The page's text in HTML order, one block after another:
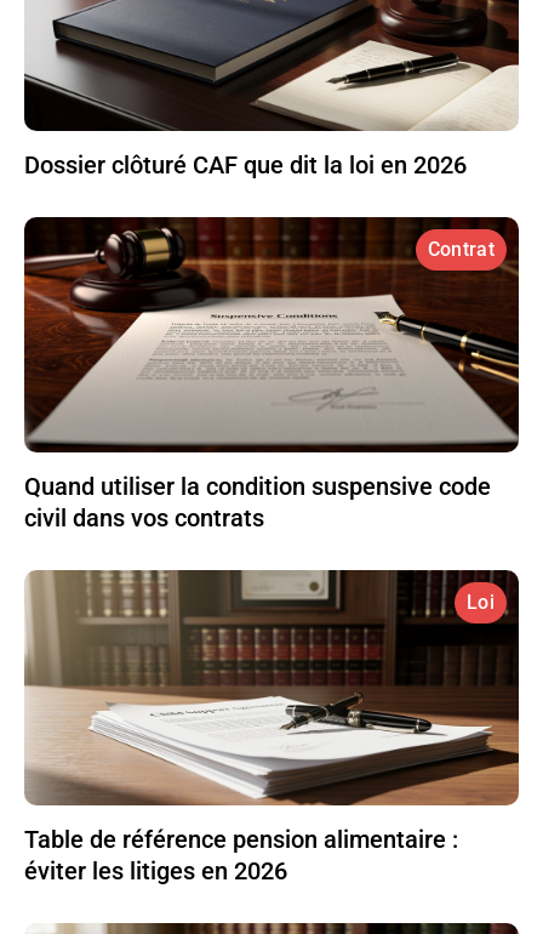
Dossier clôturé CAF que dit la loi en 2026
Contrat
Quand utiliser la condition suspensive code
civil dans vos contrats
Loi
Table de référence pension alimentaire :
éviter les litiges en 2026